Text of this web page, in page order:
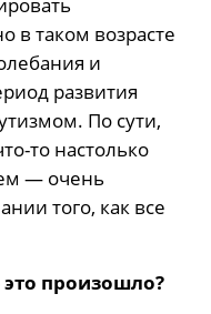
в таком возрасте
и
развития
По сути,
то настолько
— очень
того, как все
произошло?